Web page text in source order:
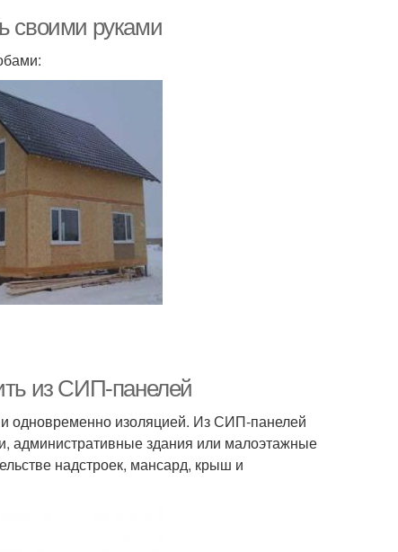
своими руками
из СИП-панелей
одновременно изоляцией. Из СИП-панелей
административные здания или малоэтажные
надстроек, мансард, крыш и